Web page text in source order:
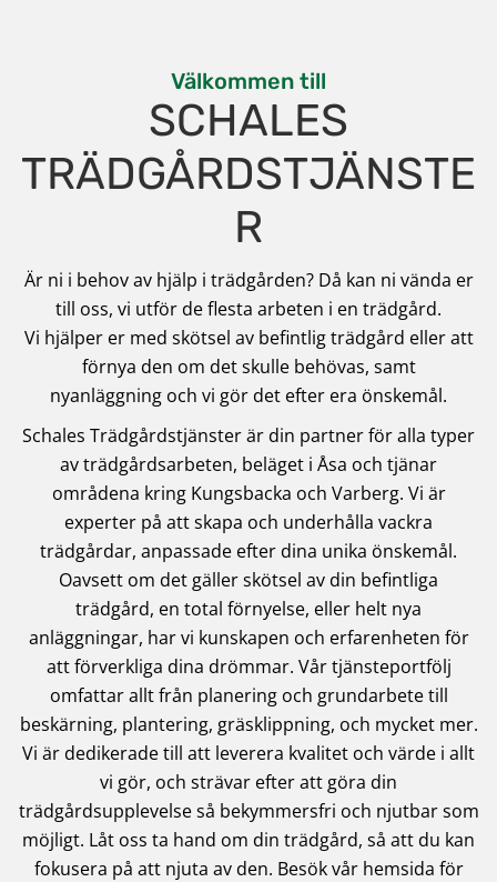
Välkommen till
SCHALES
TRÄDGÅRDSTJÄNSTE
R
Är ni i behov av hjälp i trädgården? Då kan ni vända er
till oss, vi utför de flesta arbeten i en trädgård.
Vi hjälper er med skötsel av befintlig trädgård eller att
förnya den om det skulle behövas, samt
nyanläggning och vi gör det efter era önskemål.
Schales Trädgårdstjänster är din partner för alla typer
av trädgårdsarbeten, beläget i Åsa och tjänar
områdena kring Kungsbacka och Varberg. Vi är
experter på att skapa och underhålla vackra
trädgårdar, anpassade efter dina unika önskemål.
Oavsett om det gäller skötsel av din befintliga
trädgård, en total förnyelse, eller helt nya
anläggningar, har vi kunskapen och erfarenheten för
att förverkliga dina drömmar. Vår tjänsteportfölj
omfattar allt från planering och grundarbete till
beskärning, plantering, gräsklippning, och mycket mer.
Vi är dedikerade till att leverera kvalitet och värde i allt
vi gör, och strävar efter att göra din
trädgårdsupplevelse så bekymmersfri och njutbar som
möjligt. Låt oss ta hand om din trädgård, så att du kan
fokusera på att njuta av den. Besök vår hemsida för